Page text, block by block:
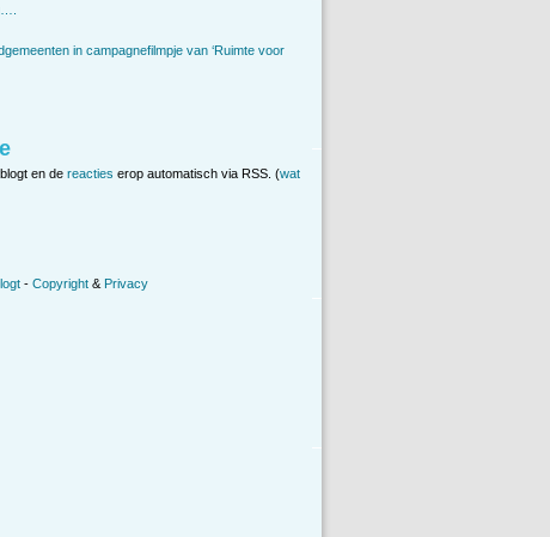
in campagnefilmpje van ‘Ruimte voor
en de reacties erop automatisch via RSS. (wat
- Copyright & Privacy